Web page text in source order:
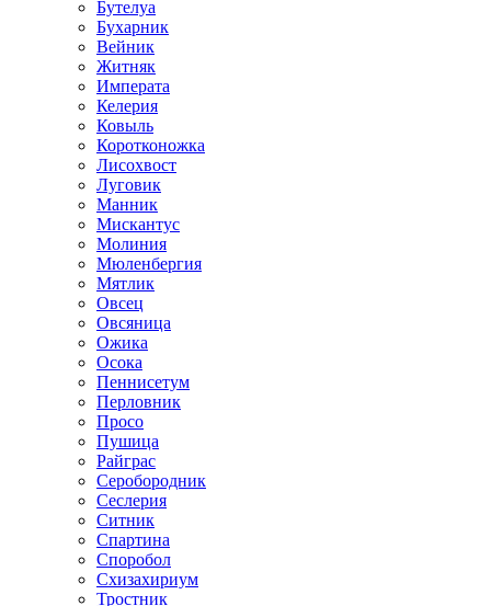
Бутелуа
Бухарник
Вейник
Житняк
Императа
Келерия
Ковыль
Коротконожка
Лисохвост
Луговик
Манник
Мискантус
Молиния
Мюленбергия
Мятлик
Овсец
Овсяница
Ожика
Осока
Пеннисетум
Перловник
Просо
Пушица
Райграс
Серобородник
Сеслерия
Ситник
Спартина
Споробол
Схизахириум
Тростник